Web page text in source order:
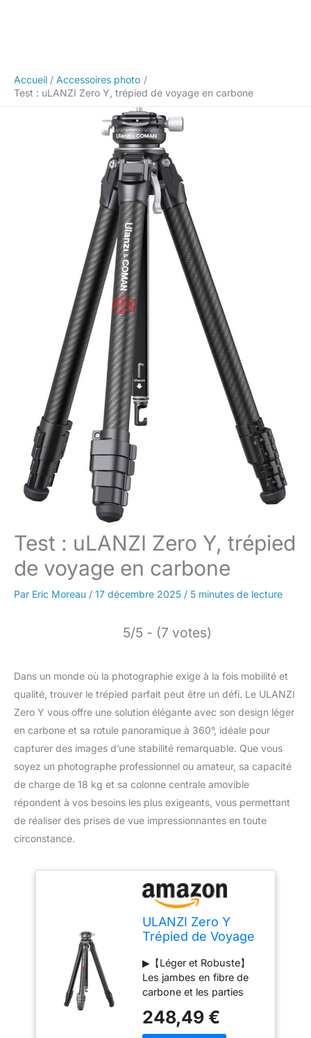
Accueil
Accessoires photo
Test : uLANZI Zero Y, trépied de voyage en carbone
Test : uLANZI Zero Y, trépied
de voyage en carbone
Par Eric Moreau / 17 décembre 2025 / 5 minutes de lecture
5/5 - (7 votes)
Dans un monde où la photographie exige à la fois mobilité et
qualité, trouver le trépied parfait peut être un défi. Le ULANZI
Zero Y vous offre une solution élégante avec son design léger
en carbone et sa rotule panoramique à 360°, idéale pour
capturer des images d’une stabilité remarquable. Que vous
soyez un photographe professionnel ou amateur, sa capacité
de charge de 18 kg et sa colonne centrale amovible
répondent à vos besoins les plus exigeants, vous permettant
de réaliser des prises de vue impressionnantes en toute
circonstance.
ULANZI Zero Y
Trépied de Voyage
rotule panoramique
à 360° et rlocation
Rapide Arca,
trépied photograhy
avec Colonne
▶【Léger et Robuste】
Les jambes en fibre de
carbone et les parties
offrent une structure
248,49 €